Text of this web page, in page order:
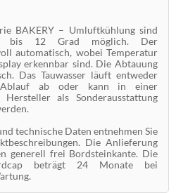
BAKERY – Umluftkühlung sind
bis 12 Grad möglich. Der
automatisch, wobei Temperatur
erkennbar sind. Die Abtauung
Das Tauwasser läuft entweder
Ablauf ab oder kann in einer
Hersteller als Sonderausstattung
technische Daten entnehmen Sie
Die Anlieferung
generell frei Bordsteinkante. Die
beträgt 24 Monate bei